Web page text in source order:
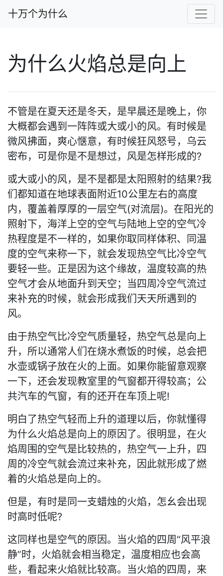
十万个为什么
为什么火焰总是向上
不管是在夏天还是冬天，是早晨还是晚上，你
大概都会遇到一阵阵或大或小的风。有时候是
微风拂面，爽心惬意，有时候狂风怒号，乌云
密布，可是你是不是想过，风是怎样形成的?
或大或小的风，是不是都是太阳照射的结果?我
们都知道在地球表面附近10公里左右的高度
内，覆盖着厚厚的一层空气(对流层)。在阳光的
照射下，海洋上空的空气与陆地上空的空气冷
热程度是不一样的，如果你取同样体积、同温
度的空气来称一下，就会发现热空气比冷空气
要轻一些。正是因为这个缘故，温度较高的热
空气才会从地面升到天空；当四周冷空气流过
来补充的时候，就会形成我们天天所遇到的
风。
由于热空气比冷空气质量轻，热空气总是向上
升，所以通常人们在烧水煮饭的时候，总会把
水壶或锅子放在火的上面。如果你能留意观察
一下，还会发现教室里的气窗都开得较高；公
共汽车的气窗，有的还开在车顶上呢!
明白了热空气轻而上升的道理以后，你就懂得
为什么火焰总是向上的原因了。很明显，在火
焰周围的空气是比较热的，热空气一上升，四
周的冷空气就会流过来补充，因此就形成了燃
着的火焰总是向上的。
但是，有时是同一支蜡烛的火焰，怎幺会出现
时高时低呢?
这同样也是空气的原因。当火焰的四周“风平浪
静”时，火焰就会相当稳定，温度相应也会高
些，看起来火焰就比较高。当火焰的四周，来